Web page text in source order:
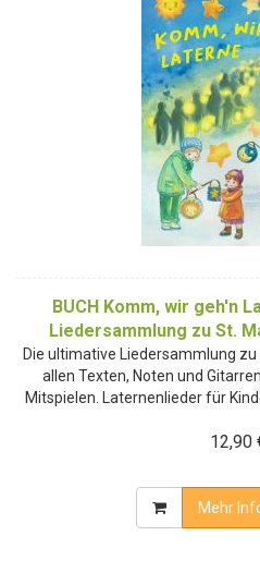
BUCH Komm, wir geh'n
Liedersammlung zu St.
Die ultimative Liedersammlung
allen Texten, Noten und
Mitspielen. Laternenlieder für
12,90
Mehr